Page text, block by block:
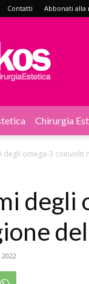
Contatti Abbonati alla
Chirurgia
degli omega-3
degli